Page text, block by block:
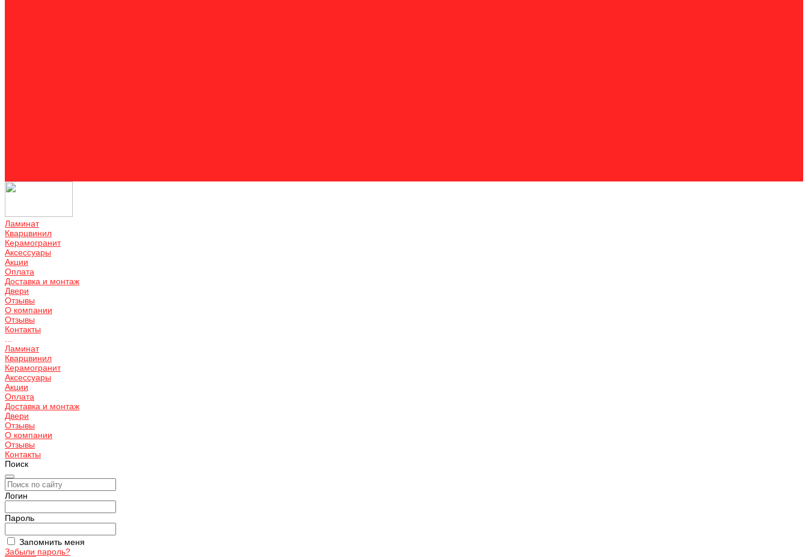
Ламинат
Кварцвинил
Керамогранит
Аксессуары
Акции
Оплата
Доставка и монтаж
Двери
Отзывы
О компании
Отзывы
Контакты
Ламинат
Кварцвинил
Керамогранит
Аксессуары
Акции
Оплата
Доставка и монтаж
Двери
Отзывы
О компании
Отзывы
Контакты
Поиск
Логин
Пароль
Запомнить меня
Забыли пароль?